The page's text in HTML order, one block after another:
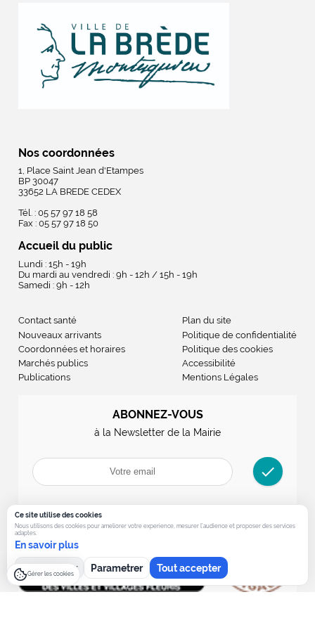
Nos coordonnées
1, Place Saint Jean d'Etampes
BP 30047
33652 LA BREDE CEDEX
Tél. : 05 57 97 18 58
Fax : 05 57 97 18 50
Accueil du public
Lundi : 15h - 19h
Du mardi au vendredi : 9h - 12h / 15h - 19h
Samedi : 9h - 12h
Contact santé
Nouveaux arrivants
Coordonnées et horaires
Marchés publics
Publications
Plan du site
Politique de confidentialité
Politique des cookies
Accessibilité
Mentions Légales
ABONNEZ-VOUS
à la Newsletter de la Mairie
check
Ce site utilise des cookies
Nous utilisons des cookies pour ameliorer votre experience, mesurer l’audience et proposer des services
adaptes.
En savoir plus
Tout refuser Parametrer Tout accepter
Gérer les cookies